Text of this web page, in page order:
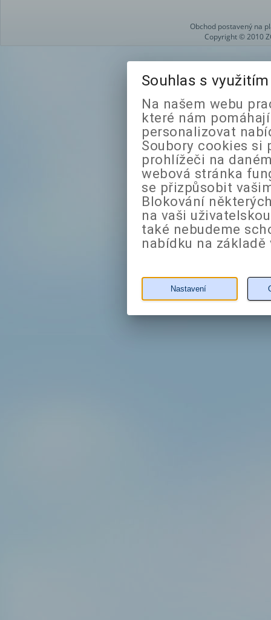
Obchod postavený na
Copyright © 2010
Souhlas s
Na našem webu
které nám
personalizovat
Soubory cookies si
prohlížeči na
webová stránka
se přizpůsobit
Blokování
na vaši
také nebudeme
nabídku na
Nastavení